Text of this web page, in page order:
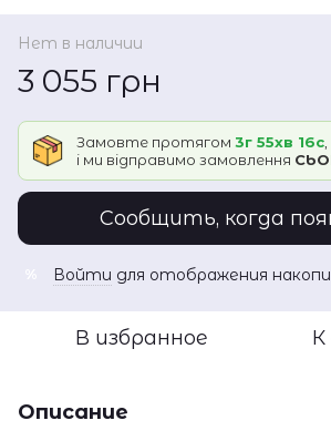
Нет в наличии
3 055 грн
Замовте протягом 3г 55хв 16с
і ми відправимо замовлення
Сообщить, когда
Войти для отображения
В избранное К
Описание